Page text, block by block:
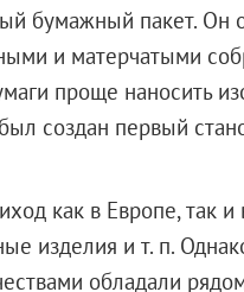
бумажный пакет.
и матерчатыми
проще наносить
создан первый
как в Европе, так и
изделия и т. п.
обладали